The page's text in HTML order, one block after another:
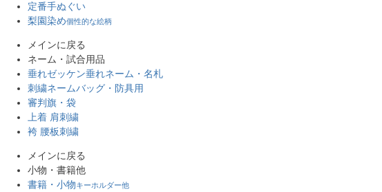
定番手ぬぐい
梨園染め個性的な絵柄
メインに戻る
ネーム・試合用品
垂れゼッケン垂れネーム・名札
刺繍ネームバッグ・防具用
審判旗・袋
上着 肩刺繍
袴 腰板刺繍
メインに戻る
小物・書籍他
書籍・小物キーホルダー他